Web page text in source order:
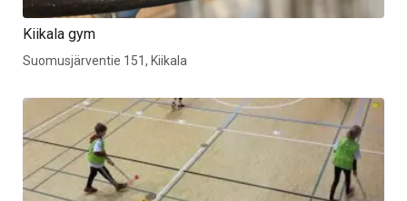
Kiikala gym
Suomusjärventie 151, Kiikala